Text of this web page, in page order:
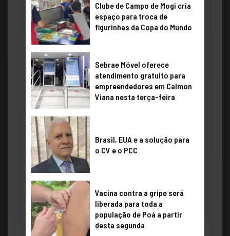
Clube de Campo de Mogi cria
espaço para troca de
figurinhas da Copa do Mundo
Sebrae Móvel oferece
atendimento gratuito para
empreendedores em Calmon
Viana nesta terça-feira
Brasil, EUA e a solução para
o CV e o PCC
Vacina contra a gripe será
liberada para toda a
população de Poá a partir
desta segunda